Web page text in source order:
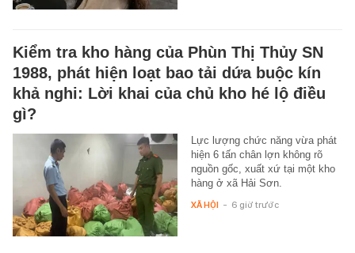
Kiểm tra kho hàng của Phùn Thị Thủy SN
1988, phát hiện loạt bao tải dứa buộc kín
khả nghi: Lời khai của chủ kho hé lộ điều
gì?
Lực lượng chức năng vừa phát
hiện 6 tấn chân lợn không rõ
nguồn gốc, xuất xứ tại một kho
hàng ở xã Hải Sơn.
XÃ HỘI - 6 giờ trước